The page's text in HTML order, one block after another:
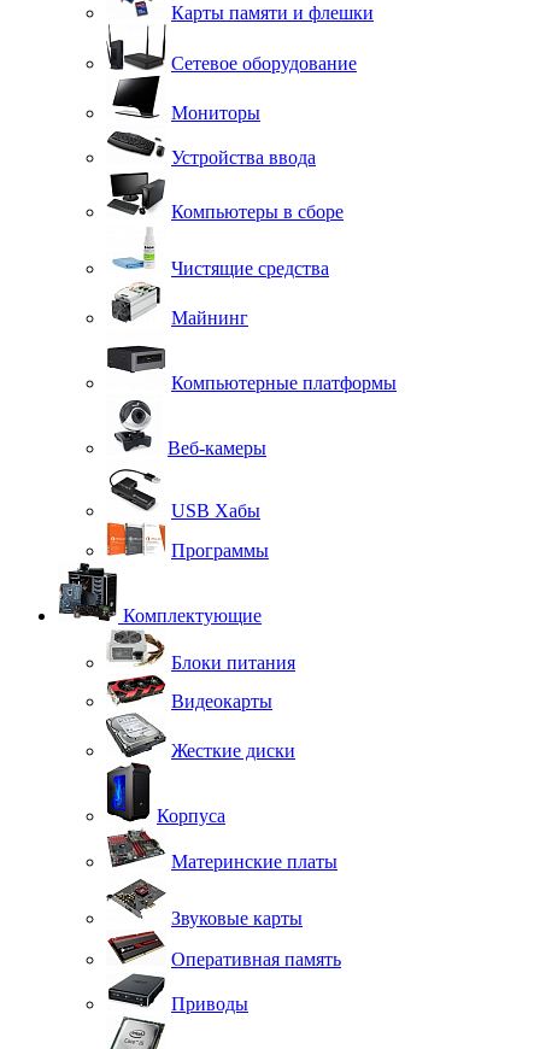
Карты памяти и флешки
Сетевое оборудование
Мониторы
Устройства ввода
Компьютеры в сборе
Чистящие средства
Майнинг
Компьютерные платформы
Веб-камеры
USB Хабы
Программы
Комплектующие
Блоки питания
Видеокарты
Жесткие диски
Корпуса
Материнские платы
Звуковые карты
Оперативная память
Приводы